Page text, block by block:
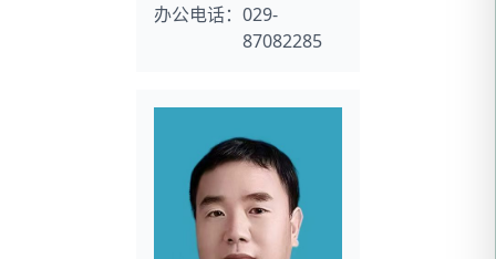
办公电话：029-
87082285